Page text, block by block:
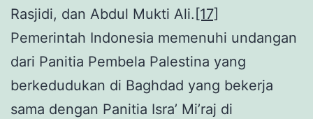
Rasjidi, dan Abdul Mukti Ali. [17]
Pemerintah Indonesia memenuhi undangan
dari Panitia Pembela Palestina yang
berkedudukan di Baghdad yang bekerja
sama dengan Panitia Isra’ Mi’raj di